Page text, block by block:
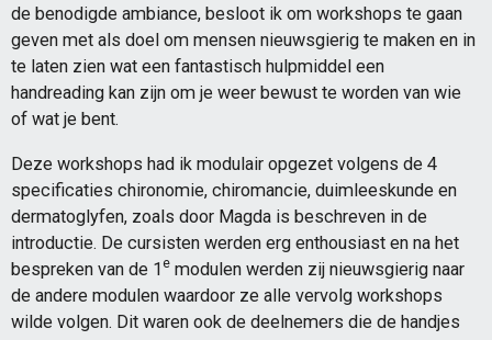
de benodigde ambiance, besloot ik om workshops te gaan
geven met als doel om mensen nieuwsgierig te maken en in
te laten zien wat een fantastisch hulpmiddel een
handreading kan zijn om je weer bewust te worden van wie
of wat je bent.
Deze workshops had ik modulair opgezet volgens de 4
specificaties chironomie, chiromancie, duimleeskunde en
dermatoglyfen, zoals door Magda is beschreven in de
introductie. De cursisten werden erg enthousiast en na het
bespreken van de 1e modulen werden zij nieuwsgierig naar
de andere modulen waardoor ze alle vervolg workshops
wilde volgen. Dit waren ook de deelnemers die de handjes